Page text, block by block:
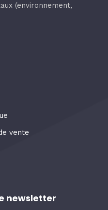
(environnement,
vente
newsletter